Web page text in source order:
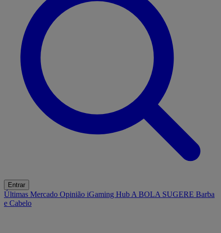
Entrar
Últimas Mercado Opinião iGaming Hub A BOLA SUGERE Barba
e Cabelo